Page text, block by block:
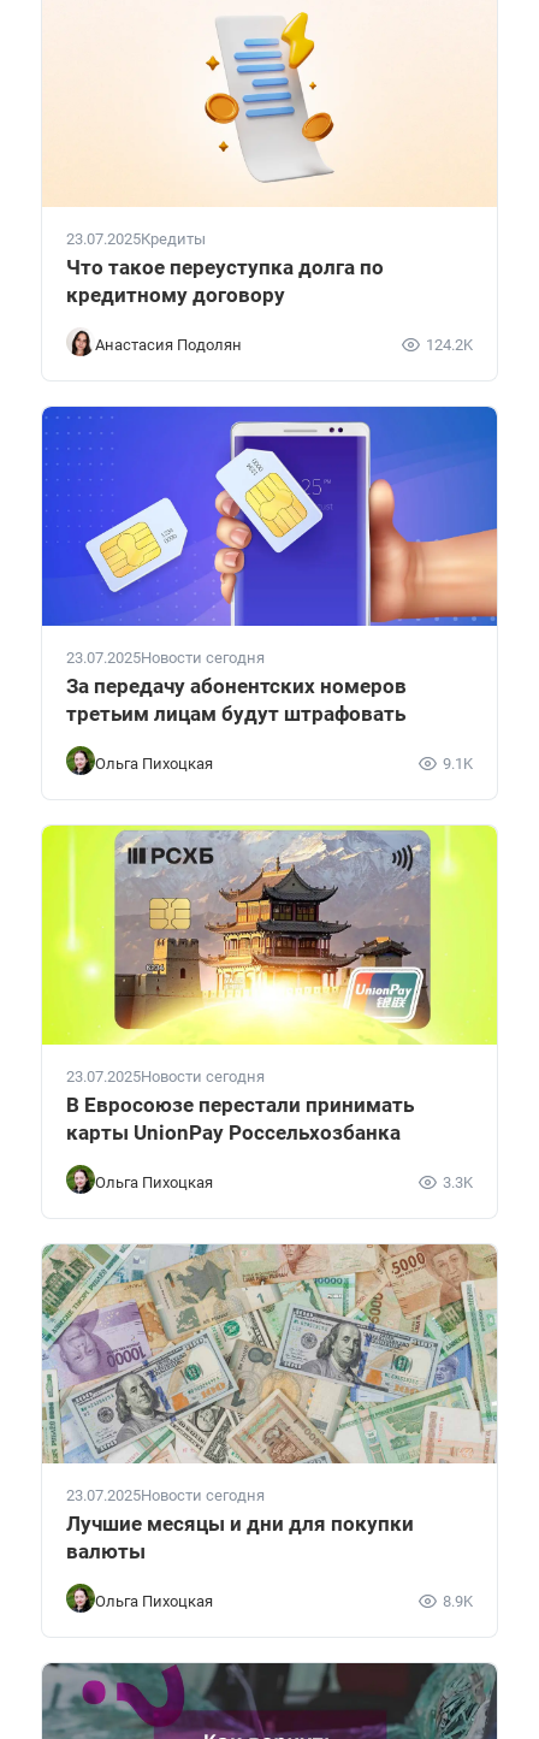
23.07.2025Кредиты
Что такое переуступка долга по
кредитному договору
Анастасия Подолян 124.2K
23.07.2025Новости сегодня
За передачу абонентских номеров
третьим лицам будут штрафовать
Ольга Пихоцкая 9.1K
23.07.2025Новости сегодня
В Евросоюзе перестали принимать
карты UnionPay Россельхозбанка
Ольга Пихоцкая 3.3K
23.07.2025Новости сегодня
Лучшие месяцы и дни для покупки
валюты
Ольга Пихоцкая 8.9K